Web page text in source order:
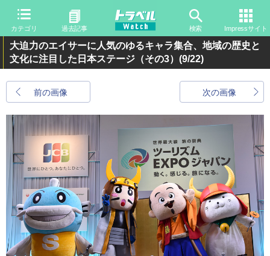
カテゴリ 過去記事 検索 Impressサイト
大迫力のエイサーに人気のゆるキャラ集合、地域の歴史と
文化に注目した日本ステージ（その3） (9/22)
前の画像 次の画像